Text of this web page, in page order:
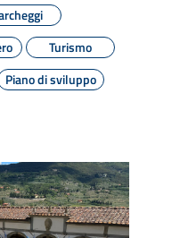
Turismo
Piano di sviluppo